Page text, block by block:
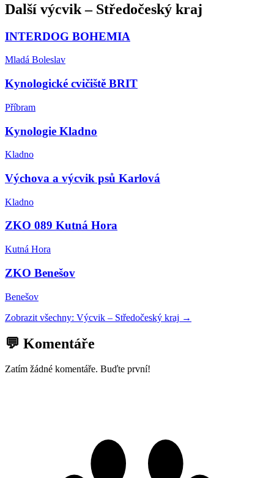
Další výcvik– Středočeský kraj
INTERDOG BOHEMIA
Mladá Boleslav
Kynologické cvičiště BRIT
Příbram
Kynologie Kladno
Kladno
Výchova a výcvik psů Karlová
Kladno
ZKO 089 Kutná Hora
Kutná Hora
ZKO Benešov
Benešov
Zobrazit všechny: Výcvik – Středočeský kraj →
💬 Komentáře
Zatím žádné komentáře. Buďte první!